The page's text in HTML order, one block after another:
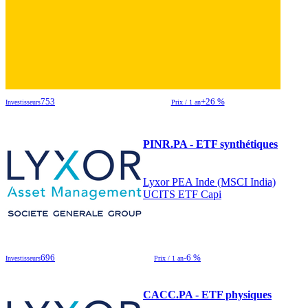
Investisseurs753 Prix / 1 an+26 %
PINR.PA - ETF synthétiques
Lyxor PEA Inde (MSCI India)
UCITS ETF Capi
Investisseurs696 Prix / 1 an-6 %
CACC.PA - ETF physiques